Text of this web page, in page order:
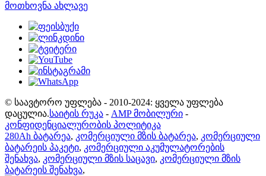
მოთხოვნა ახლავე
© საავტორო უფლება - 2010-2024: ყველა უფლება
დაცულია.საიტის რუკა - AMP მობილური -
კონფიდენციალურობის პოლიტიკა
280Ah ბატარეა, კომერციული მზის ბატარეა, კომერციული
ბატარეის პაკეტი, კომერციული აკუმულატორების
შენახვა, კომერციული მზის საცავი, კომერციული მზის
ბატარეის შენახვა,